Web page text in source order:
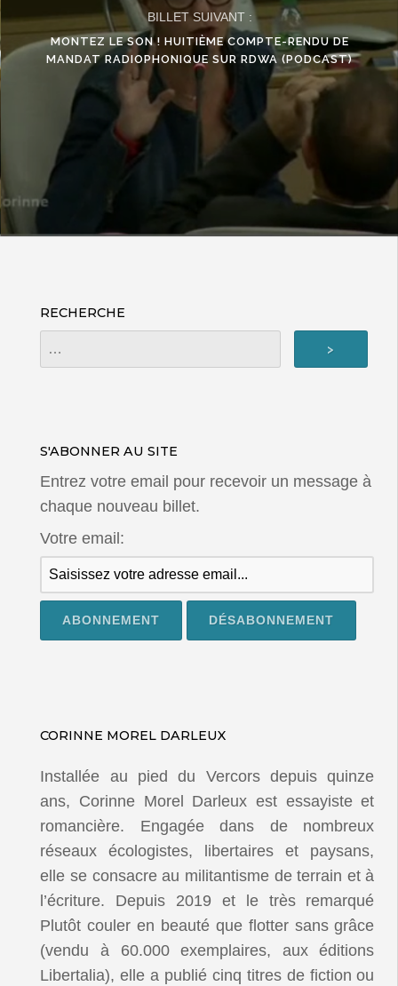
BILLET SUIVANT :
MONTEZ LE SON ! HUITIÈME COMPTE-RENDU DE
MANDAT RADIOPHONIQUE SUR RDWA (PODCAST)
RECHERCHE
S'ABONNER AU SITE
Entrez votre email pour recevoir un message à
chaque nouveau billet.
Votre email:
CORINNE MOREL DARLEUX
Installée au pied du Vercors depuis quinze
ans, Corinne Morel Darleux est essayiste et
romancière. Engagée dans de nombreux
réseaux écologistes, libertaires et paysans,
elle se consacre au militantisme de terrain et à
l’écriture. Depuis 2019 et le très remarqué
Plutôt couler en beauté que flotter sans grâce
(vendu à 60.000 exemplaires, aux éditions
Libertalia), elle a publié cinq titres de fiction ou